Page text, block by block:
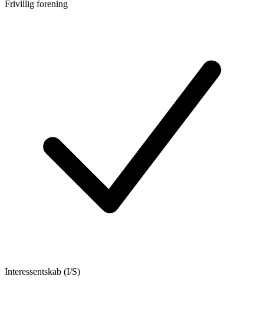
Frivillig forening
Interessentskab (I/S)